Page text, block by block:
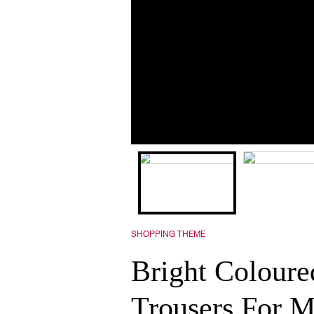
SHOPPING THEME
Bright